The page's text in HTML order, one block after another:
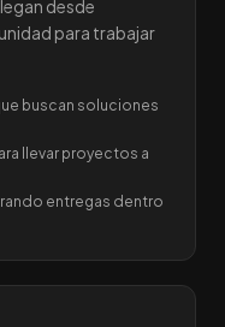
desde
para trabajar
buscan soluciones
llevar proyectos a
entregas dentro